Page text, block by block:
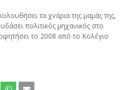
τα χνάρια της μαμάς της,
πολιτικός μηχανικός στο
το 2008 από το Κολέγιο